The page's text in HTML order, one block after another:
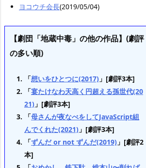
ヨコウチ会長(2019/05/04)
【劇団「地蔵中毒」の他の作品】(劇評
の多い順)
「想いをひとつに(2017) 」[劇評3本]
「宴たけなわ天高く円超える孫世代(20
21) 」[劇評3本]
「母さんが夜なべをしてJavaScript組
んでくれた(2021) 」[劇評3本]
「ずんだ or not ずんだ(2019) 」[劇評2
本]